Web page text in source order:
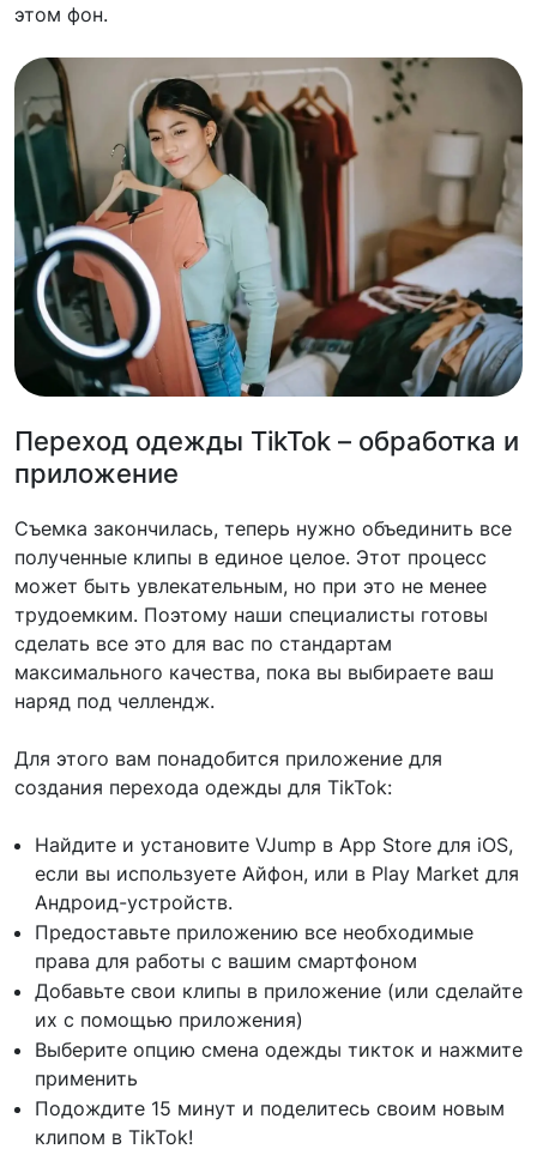
этом фон.
Переход одежды TikTok – обработка и
приложение
Съемка закончилась, теперь нужно объединить все
полученные клипы в единое целое. Этот процесс
может быть увлекательным, но при это не менее
трудоемким. Поэтому наши специалисты готовы
сделать все это для вас по стандартам
максимального качества, пока вы выбираете ваш
наряд под челлендж.
Для этого вам понадобится приложение для
создания перехода одежды для TikTok:
Найдите и установите VJump в App Store для iOS,
если вы используете Айфон, или в Play Market для
Андроид-устройств.
Предоставьте приложению все необходимые
права для работы с вашим смартфоном
Добавьте свои клипы в приложение (или сделайте
их с помощью приложения)
Выберите опцию смена одежды тикток и нажмите
применить
Подождите 15 минут и поделитесь своим новым
клипом в TikTok!